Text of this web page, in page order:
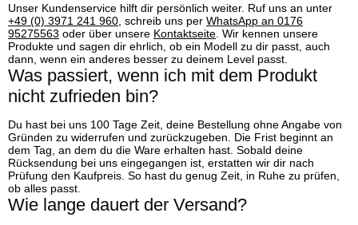
Unser Kundenservice hilft dir persönlich weiter. Ruf uns an unter
+49 (0) 3971 241 960 , schreib uns per WhatsApp an 0176
95275563 oder über unsere Kontaktseite . Wir kennen unsere
Produkte und sagen dir ehrlich, ob ein Modell zu dir passt, auch
dann, wenn ein anderes besser zu deinem Level passt.
Was passiert, wenn ich mit dem Produkt
nicht zufrieden bin?
Du hast bei uns 100 Tage Zeit, deine Bestellung ohne Angabe von
Gründen zu widerrufen und zurückzugeben. Die Frist beginnt an
dem Tag, an dem du die Ware erhalten hast. Sobald deine
Rücksendung bei uns eingegangen ist, erstatten wir dir nach
Prüfung den Kaufpreis. So hast du genug Zeit, in Ruhe zu prüfen,
ob alles passt.
Wie lange dauert der Versand?